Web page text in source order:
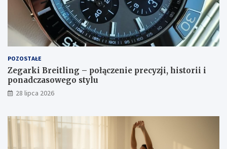
POZOSTAŁE
Zegarki Breitling – połączenie precyzji, historii i
ponadczasowego stylu
28 lipca 2026